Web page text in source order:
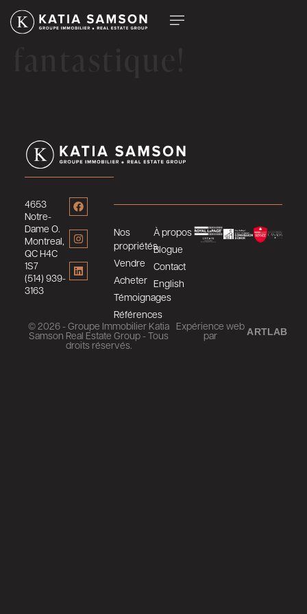
Katia est
4653
Notre-
Dame O.
Montreal,
QC H4C
1S7
(514) 939-
3163
Nos
propriétés
Vendre
Acheter
Témoignages
Références
À propos
Blogue
Contact
English
© 2026 - Groupe Immobilier Katia
Samson Real Estate Group - Tous
droits réservés.
Expérience web
par ARTLAB